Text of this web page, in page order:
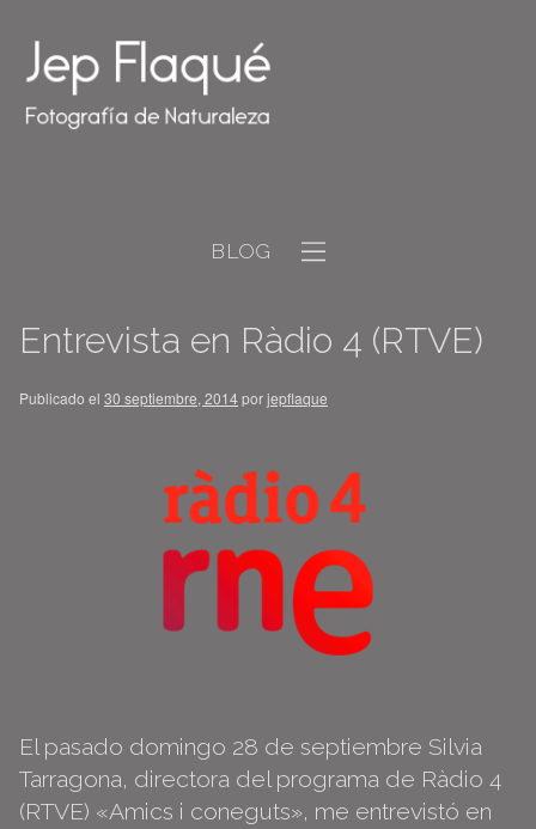
BLOG
Entrevista en Ràdio 4 (RTVE)
Publicado el 30 septiembre, 2014porjepflaque
El pasado domingo 28 de septiembre Silvia
Tarragona, directora del programa de Ràdio 4
(RTVE) «Amics i coneguts», me entrevistó en